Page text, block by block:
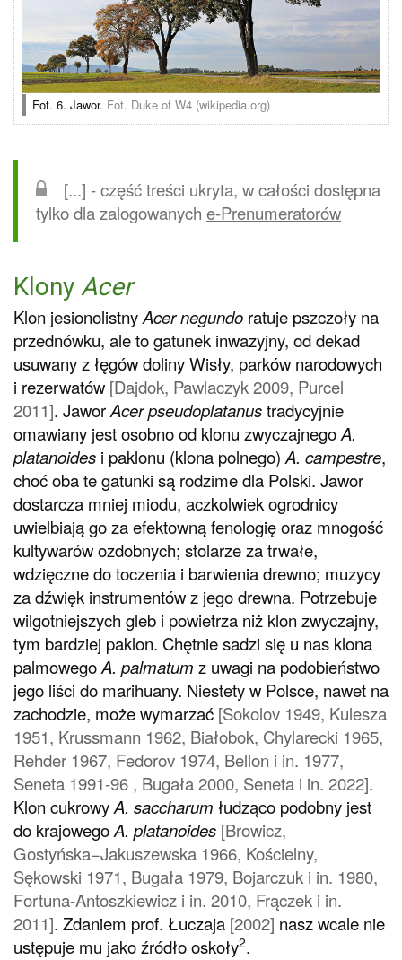
Fot. 6. Jawor. Fot. Duke of W4 (wikipedia.org)
[...] - część treści ukryta, w całości dostępna
tylko dla zalogowanych e-Prenumeratorów
Klony Acer
Klon jesionolistnyAcer negundo ratuje pszczoły na
przednówku, ale to gatunek inwazyjny, od dekad
usuwany z łęgów doliny Wisły, parków narodowych
i rezerwatów [Dajdok, Pawlaczyk 2009, Purcel
2011]. JaworAcer pseudoplatanustradycyjnie
omawiany jest osobno od klonu zwyczajnegoA.
platanoides i paklonu (klona polnego)A. campestre,
choć oba te gatunki są rodzime dla Polski. Jawor
dostarcza mniej miodu, aczkolwiek ogrodnicy
uwielbiają go za efektowną fenologię oraz mnogość
kultywarów ozdobnych; stolarze za trwałe,
wdzięczne do toczenia i barwienia drewno; muzycy
za dźwięk instrumentów z jego drewna. Potrzebuje
wilgotniejszych gleb i powietrza niż klon zwyczajny,
tym bardziej paklon. Chętnie sadzi się u nas klona
palmowegoA. palmatum z uwagi na podobieństwo
jego liści do marihuany. Niestety w Polsce, nawet na
zachodzie, może wymarzać [Sokolov 1949, Kulesza
1951, Krussmann 1962, Białobok, Chylarecki 1965,
Rehder 1967, Fedorov 1974, Bellon i in. 1977,
Seneta 1991-96 , Bugała 2000, Seneta i in. 2022].
Klon cukrowyA. saccharum łudząco podobny jest
do krajowegoA. platanoides [Browicz,
Gostyńska−Jakuszewska 1966, Kościelny,
Sękowski 1971, Bugała 1979, Bojarczuk i in. 1980,
Fortuna-Antoszkiewicz i in. 2010, Frączek i in.
2011]. Zdaniem prof. Łuczaja [2002] nasz wcale nie
ustępuje mu jako źródło oskoły2.